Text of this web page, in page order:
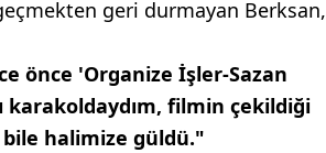
geri durmayan Berksan,
önce 'Organize İşler-Sazan
karakoldaydım, filmin çekildiği
halimize güldü."